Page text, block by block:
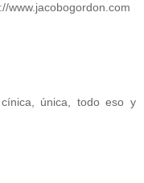
www.jacobogordon.com
única, todo eso y